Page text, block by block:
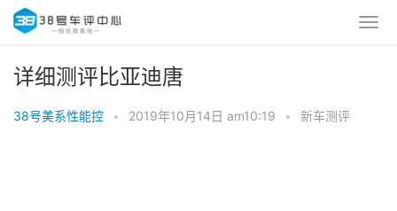
详细测评比亚迪唐
38号美系性能控 • 2019年10月14日 am10:19 • 新车测评